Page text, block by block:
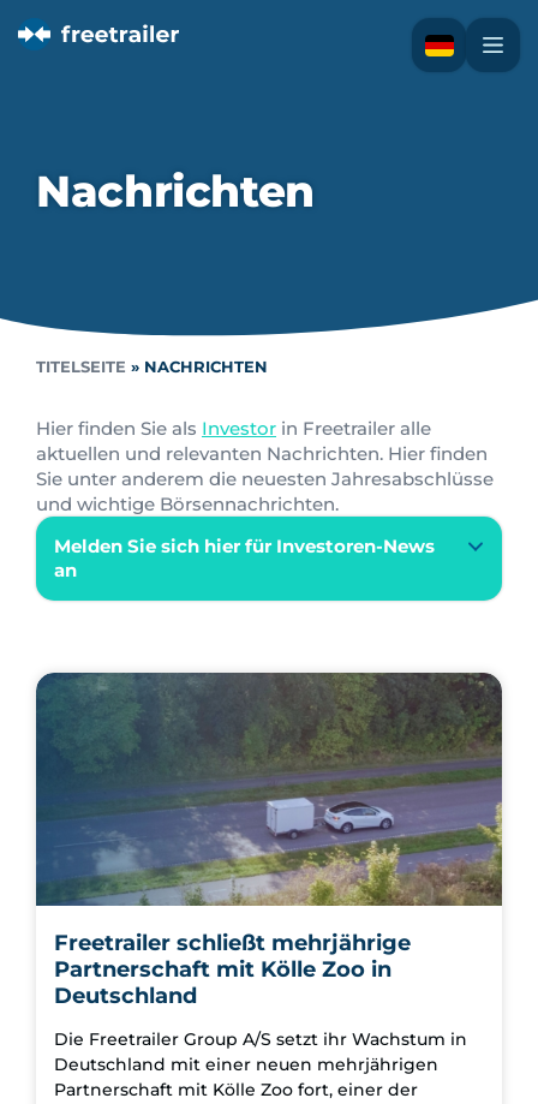
Nachrichten
TITELSEITE » NACHRICHTEN
Hier finden Sie als Investor in Freetrailer alle
aktuellen und relevanten Nachrichten. Hier finden
Sie unter anderem die neuesten Jahresabschlüsse
und wichtige Börsennachrichten.
Melden Sie sich hier für Investoren-News
an
Freetrailer schließt mehrjährige
Partnerschaft mit Kölle Zoo in
Deutschland
Die Freetrailer Group A/S setzt ihr Wachstum in
Deutschland mit einer neuen mehrjährigen
Partnerschaft mit Kölle Zoo fort, einer der